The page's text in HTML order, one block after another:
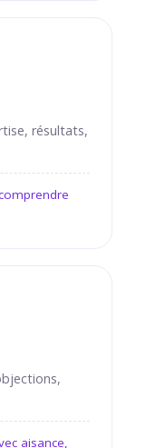
résultats,
aisance,